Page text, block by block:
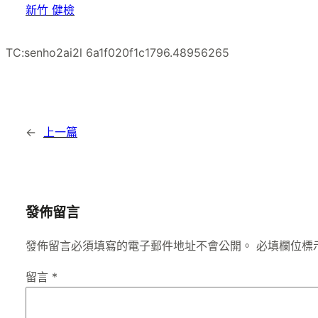
新竹 健檢
TC:senho2ai2l 6a1f020f1c1796.48956265
← 上一篇
發佈留言
發佈留言必須填寫的電子郵件地址不會公開。 必填欄位
留言 *